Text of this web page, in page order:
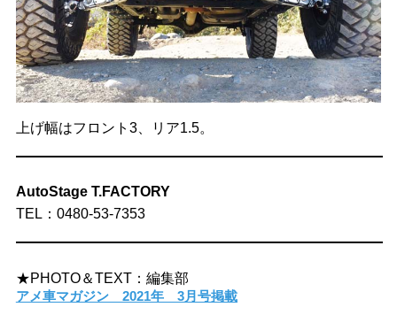
上げ幅はフロント3、リア1.5。
AutoStage T.FACTORY
TEL：0480-53-7353
★PHOTO＆TEXT：編集部
アメ車マガジン 2021年 3月号掲載